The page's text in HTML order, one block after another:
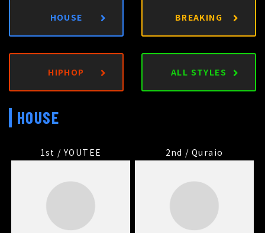
HOUSE BREAKING
HIPHOP ALL STYLES
HOUSE
1st / YOUTEE 2nd / Quraio